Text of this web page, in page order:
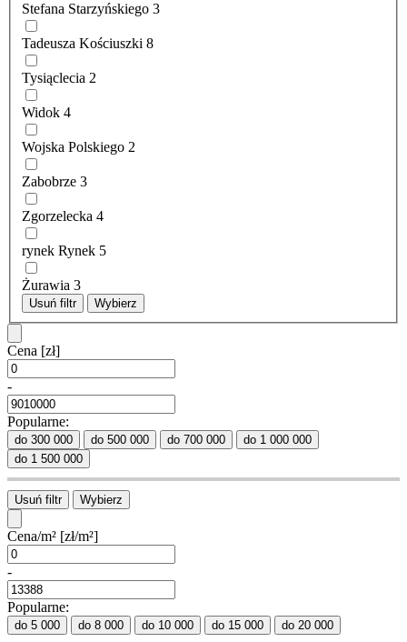
Stefana Starzyńskiego 3
Tadeusza Kościuszki 8
Tysiąclecia 2
Widok 4
Wojska Polskiego 2
Zabobrze 3
Zgorzelecka 4
rynek Rynek 5
Żurawia 3
Usuń filtr Wybierz
Cena [zł]
-
Popularne:
do 300 000 do 500 000 do 700 000
do 1 000 000
do 1 500 000
Usuń filtr Wybierz
Cena/m² [zł/m²]
-
Popularne:
do 5 000 do 8 000 do 10 000 do 15 000 do 20 000